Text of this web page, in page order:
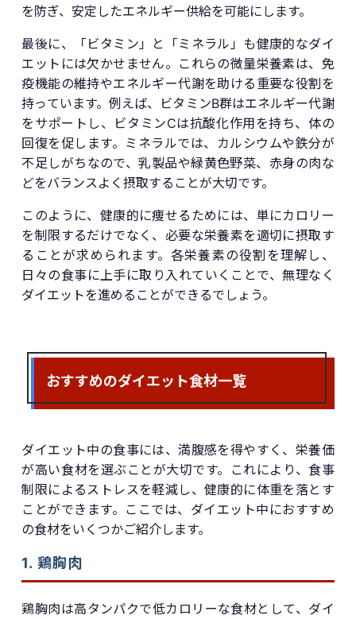
を防ぎ、安定したエネルギー供給を可能にします。
最後に、「ビタミン」と「ミネラル」も健康的なダイ
エットには欠かせません。これらの微量栄養素は、免
疫機能の維持やエネルギー代謝を助ける重要な役割を
持っています。例えば、ビタミンB群はエネルギー代謝
をサポートし、ビタミンCは抗酸化作用を持ち、体の
回復を促します。ミネラルでは、カルシウムや鉄分が
不足しがちなので、乳製品や緑黄色野菜、赤身の肉な
どをバランスよく摂取することが大切です。
このように、健康的に痩せるためには、単にカロリー
を制限するだけでなく、必要な栄養素を適切に摂取す
ることが求められます。各栄養素の役割を理解し、
日々の食事に上手に取り入れていくことで、無理なく
ダイエットを進めることができるでしょう。
おすすめのダイエット食材一覧
ダイエット中の食事には、満腹感を得やすく、栄養価
が高い食材を選ぶことが大切です。これにより、食事
制限によるストレスを軽減し、健康的に体重を落とす
ことができます。ここでは、ダイエット中におすすめ
の食材をいくつかご紹介します。
1. 鶏胸肉
鶏胸肉は高タンパクで低カロリーな食材として、ダイ